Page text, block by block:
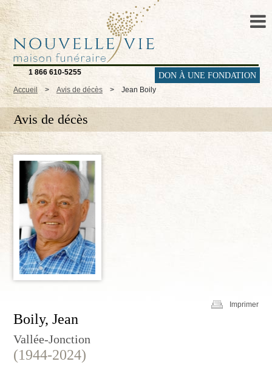
1 866 610-5255 DON À UNE FONDATION
Accueil > Avis de décès > Jean Boily
Avis de décès
Imprimer
Boily, Jean
Vallée-Jonction
(1944-2024)